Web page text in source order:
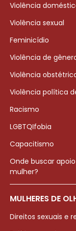
Violência
Violência sexual
Feminicídio
Violência de
Violência
Violência política
Racismo
LGBTQIfobia
Capacitismo
Onde buscar
mulher?
MULHERES DE
Direitos sexuais e